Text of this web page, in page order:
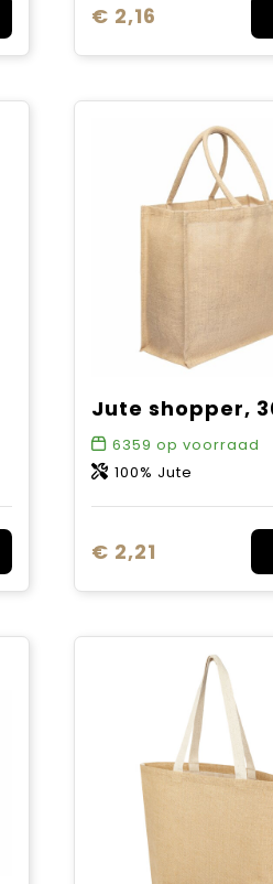
€ 2,16
6359 op voorraad
100% Jute
€ 2,21